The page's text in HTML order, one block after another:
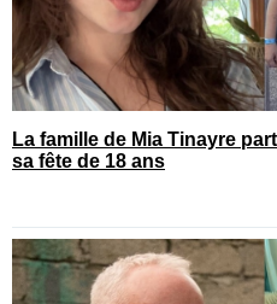
La famille de Mia Tinayre
sa fête de 18 ans